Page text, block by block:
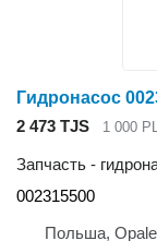
Гидронасос
2 473 TJS
1 000
Запчасть -
002315500
Польша,